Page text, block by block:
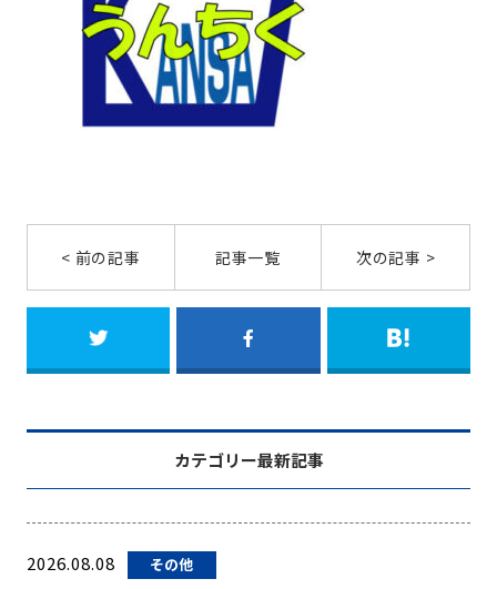
< 前の記事 記事一覧 次の記事 >
カテゴリー最新記事
2026.08.08 その他